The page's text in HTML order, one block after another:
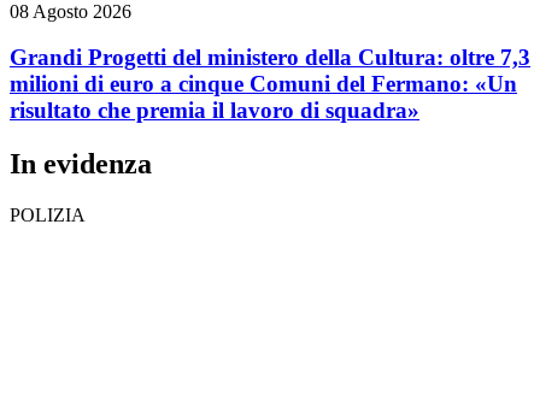
08 Agosto 2026
Grandi Progetti del ministero della Cultura: oltre 7,3
milioni di euro a cinque Comuni del Fermano: «Un
risultato che premia il lavoro di squadra»
In evidenza
POLIZIA